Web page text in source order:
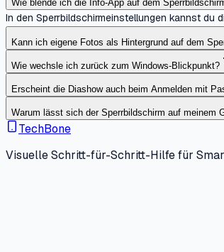
Wie blende ich die Info-App auf dem
In den Sperrbildschirmeinstellungen kannst du
Kann ich eigene Fotos als Hintergrund auf dem
Wie wechsle ich zurück zum Windows-Blickpunkt?
Erscheint die Diashow auch beim Anmelden mit
Warum lässt sich der Sperrbildschirm auf meinem
TechBone
Visuelle Schritt-für-Schritt-Hilfe für